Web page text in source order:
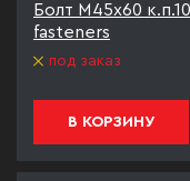
Болт М45х60
fasteners
под заказ
В КОРЗИНУ